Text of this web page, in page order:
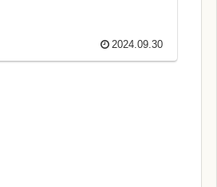
2024.09.30